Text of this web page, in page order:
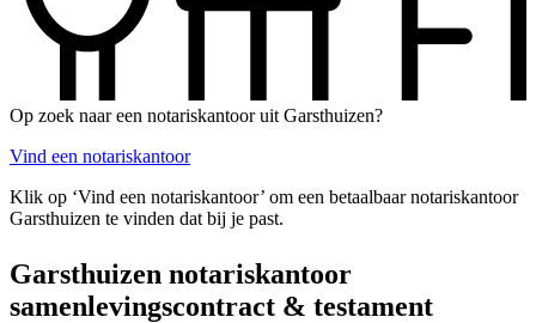
Op zoek naar een notariskantoor uit Garsthuizen?
Vind een notariskantoor
Klik op ‘Vind een notariskantoor’ om een betaalbaar notariskantoor
Garsthuizen te vinden dat bij je past.
Garsthuizen notariskantoor
samenlevingscontract & testament